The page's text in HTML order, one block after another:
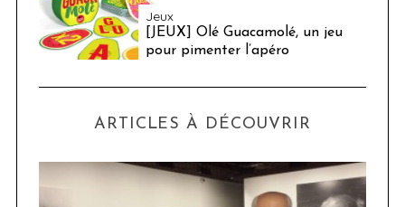
Jeux
[JEUX] Olé Guacamolé, un jeu
pour pimenter l’apéro
ARTICLES À DÉCOUVRIR